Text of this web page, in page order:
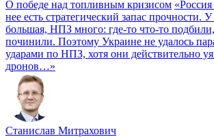
О победе над топливным кризисом
нее есть стратегический запас прочности.
большая, НПЗ много: где-то что-то подбили,
починили. Поэтому Украине не удалось
ударами по НПЗ, хотя они действительно
дронов…»
Станислав Митрахович